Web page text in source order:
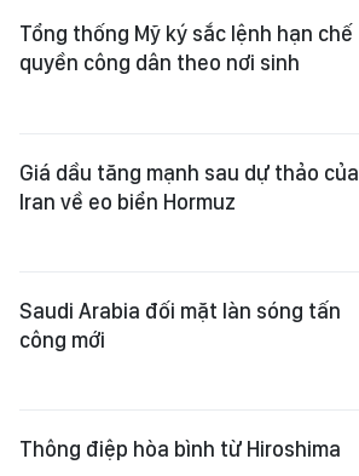
Tổng thống Mỹ ký sắc lệnh hạn chế
quyền công dân theo nơi sinh
Giá dầu tăng mạnh sau dự thảo của
Iran về eo biển Hormuz
Saudi Arabia đối mặt làn sóng tấn
công mới
Thông điệp hòa bình từ Hiroshima